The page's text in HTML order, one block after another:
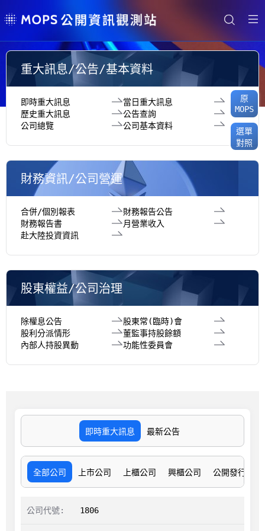
原
MOPS
選單
對照
重大訊息/公告/基本資料
即時重大訊息
當日重大訊息
歷史重大訊息
公告查詢
公司總覽
公司基本資料
財務資訊/公司營運
合併/個別報表
財務報告公告
財務報告書
月營業收入
赴大陸投資資訊
股東權益/公司治理
除權息公告
股東常(臨時)會
股利分派情形
董監事持股餘額
內部人持股異動
功能性委員會
即時重大訊息 最新公告
全部公司 上市公司 上櫃公司 興櫃公司 公開發行公司
1806